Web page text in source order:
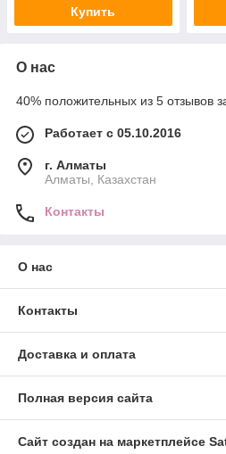
Купить
О нас
40% положительных из 5 отзывов
Работает с 05.10.2016
г. Алматы
Алматы, Казахстан
Контакты
О нас
Контакты
Доставка и оплата
Полная версия сайта
Сайт создан на маркетплейсе